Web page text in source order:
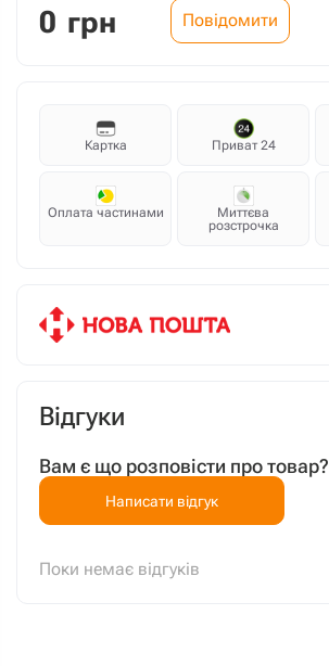
0 грн Повідомити
Картка Приват 24
Оплата частинами
Миттєва
розстрочка
Відгуки
Вам є що розповісти про товар?
Написати відгук
Поки немає відгуків